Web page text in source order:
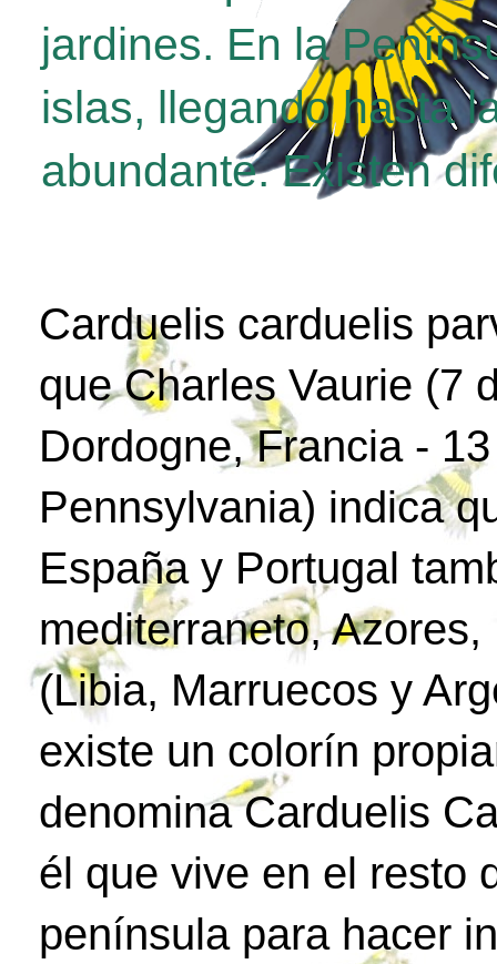
jardines. En la
islas, llegando hasta
abundante. Existen
Carduelis carduelis
que Charles Vaurie (7
Dordogne, Francia -
Pennsylvania) indica
España y Portugal
mediterraneto,
(Libia, Marruecos y
existe un colorín
denomina Carduelis
él que vive en el resto
península para hacer